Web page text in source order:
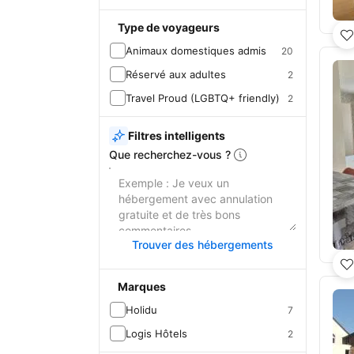
Type de voyageurs
Animaux domestiques admis 20
Réservé aux adultes 2
Travel Proud (LGBTQ+ friendly) 2
Filtres intelligents
Que recherchez-vous ?
Trouver des hébergements
Marques
Holidu 7
Logis Hôtels 2